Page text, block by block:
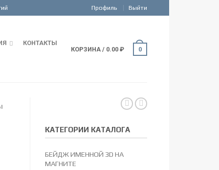
Профиль Выйти
КОНТАКТЫ
КОРЗИНА / 0.00 ₽ 0
КАТЕГОРИИ КАТАЛОГА
БЕЙДЖ ИМЕННОЙ 3D НА
МАГНИТЕ